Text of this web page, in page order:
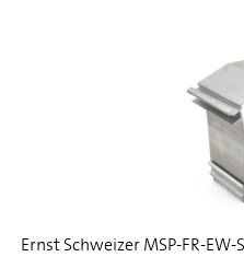
Ernst Schweizer MSP-FR-